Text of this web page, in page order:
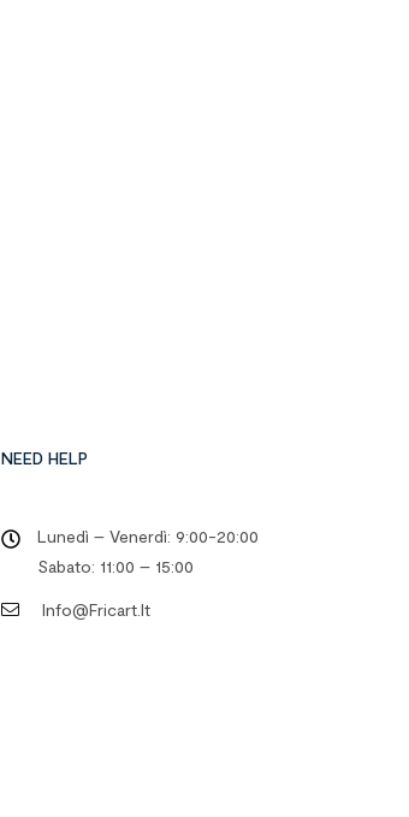
NEED HELP
Lunedì – Venerdì: 9:00-20:00
Sabato: 11:00 – 15:00
Info@fricart.it